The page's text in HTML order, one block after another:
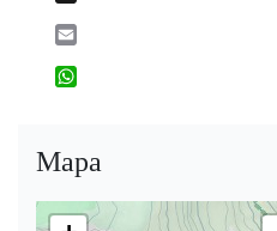
Mapa